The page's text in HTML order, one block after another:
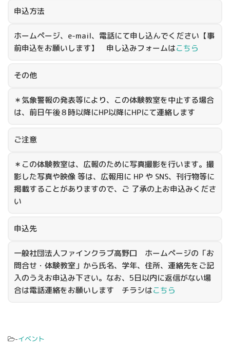
申込方法
ホームページ、e-mail、電話にて申し込んでください【事
前申込をお願いします】 申し込みフォームはこちら
その他
＊気象警報の発表等により、この体験教室を中止する場合
は、前日午後８時以降にHP以降にHPにて連絡します
ご注意
＊この体験教室は、広報のために写真撮影を行います。撮
影した写真や映像 等は、広報用に HP や SNS、刊行物等に
掲載することがありますので、ご 了承の上お申込みくださ
い
申込先
一般社団法人ファインクラブ高野口 ホームページの「お
問合せ・体験教室」から氏名、学年、住所、連絡先をご記
入のうえお申込み下さい。なお、5日以内に返信がない場
合は電話連絡をお願いします チラシはこちら
-イベント